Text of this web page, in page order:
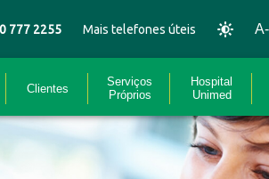
777 2255 Mais telefones úteis A-
Clientes
Serviços
Próprios
Hospital
Unimed